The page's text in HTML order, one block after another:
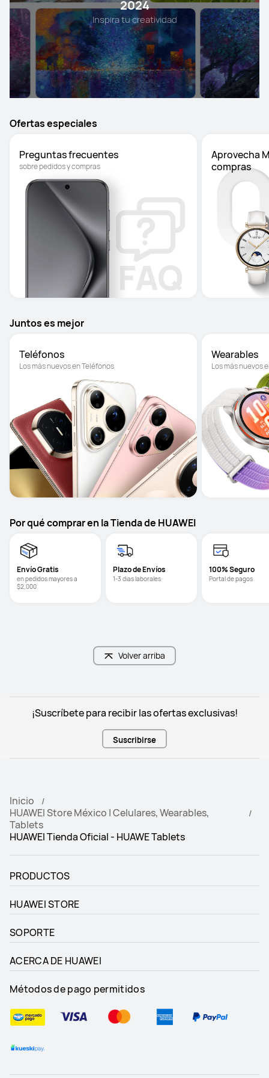
2024
Inspira tu creatividad
Ofertas especiales
sobre pedidos y compras
Aprovecha
compras
Juntos es mejor
Teléfonos
Los más nuevos en Teléfonos
Wearables
Los más nuevos
Por qué comprar en la Tienda de HUAWEI
Envío Gratis
en pedidos mayores a
$2,000
Plazo de Envíos
1-3 dias laborales
100% Seguro
Portal de pagos
Volver arriba
¡Suscríbete para recibir las ofertas exclusivas!
Suscribirse
Inicio
HUAWEI Store México | Celulares, Wearables,
Tablets
HUAWEI Tienda Oficial - HUAWE Tablets
PRODUCTOS
HUAWEI STORE
SOPORTE
ACERCA DE HUAWEI
Métodos de pago permitidos